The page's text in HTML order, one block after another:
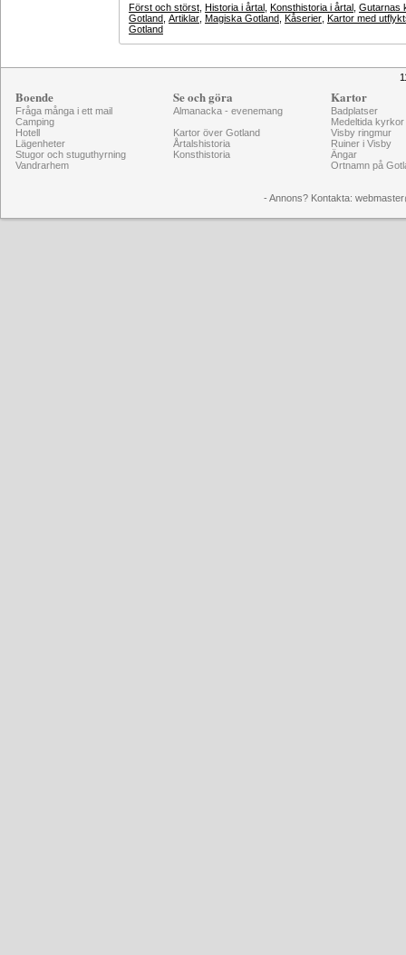
Först och störst Historia i årtal Konsthistoria i årtal Gutarnas
Gotland Artiklar Magiska Gotland Kåserier Kartor med
Gotland
Boende
Fråga många i ett mail
Camping
Hotell
Lägenheter
Stugor och stuguthyrning
Vandrarhem
Se och göra
Almanacka - evenemang
Kartor över Gotland
Årtalshistoria
Konsthistoria
Kartor
Badplatser
Medeltida kyrkor
Visby ringmur
Ruiner i Visby
Ängar
Ortnamn på
- Annons? Kontakta: